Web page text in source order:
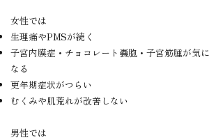
女性では
生理痛やPMSが続く
子宮内膜症・チョコレート嚢胞・子宮筋腫が気に
なる
更年期症状がつらい
むくみや肌荒れが改善しない
男性では